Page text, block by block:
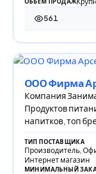
561
561 просмотр
ООО Фирма
Компания
Продуктов
напитков, топ
ТИП ПОСТАВЩИКА
Производитель,
Интернет магазин
МИНИМАЛЬНЫЙ